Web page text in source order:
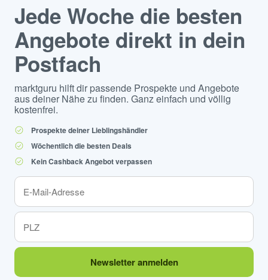
Jede Woche die besten
Angebote direkt in dein
Postfach
marktguru hilft dir passende Prospekte und Angebote
aus deiner Nähe zu finden. Ganz einfach und völlig
kostenfrei.
Prospekte deiner Lieblingshändler
Wöchentlich die besten Deals
Kein Cashback Angebot verpassen
Newsletter anmelden